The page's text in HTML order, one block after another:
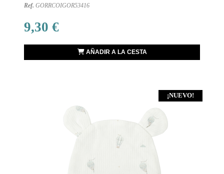
Ref. GORRCOIGOR53416
9,30 €
AÑADIR A LA CESTA
¡NUEVO!